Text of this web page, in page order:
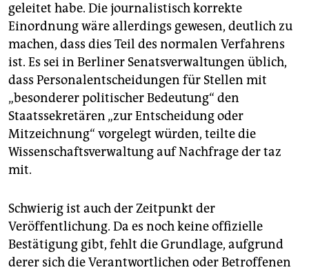
geleitet habe. Die journalistisch korrekte
Einordnung wäre allerdings gewesen, deutlich zu
machen, dass dies Teil des normalen Verfahrens
ist. Es sei in Berliner Senatsverwaltungen üblich,
dass Personalentscheidungen für Stellen mit
„besonderer politischer Bedeutung“ den
Staatssekretären „zur Entscheidung oder
Mitzeichnung“ vorgelegt würden, teilte die
Wissenschaftsverwaltung auf Nachfrage der taz
mit.
Schwierig ist auch der Zeitpunkt der
Veröffentlichung. Da es noch keine offizielle
Bestätigung gibt, fehlt die Grundlage, aufgrund
derer sich die Verantwortlichen oder Betroffenen